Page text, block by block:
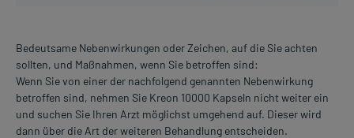
Bedeutsame Nebenwirkungen oder Zeichen, auf die Sie achten
sollten, und Maßnahmen, wenn Sie betroffen sind:
Wenn Sie von einer der nachfolgend genannten Nebenwirkung
betroffen sind, nehmen Sie Kreon 10000 Kapseln nicht weiter ein
und suchen Sie Ihren Arzt möglichst umgehend auf. Dieser wird
dann über die Art der weiteren Behandlung entscheiden.